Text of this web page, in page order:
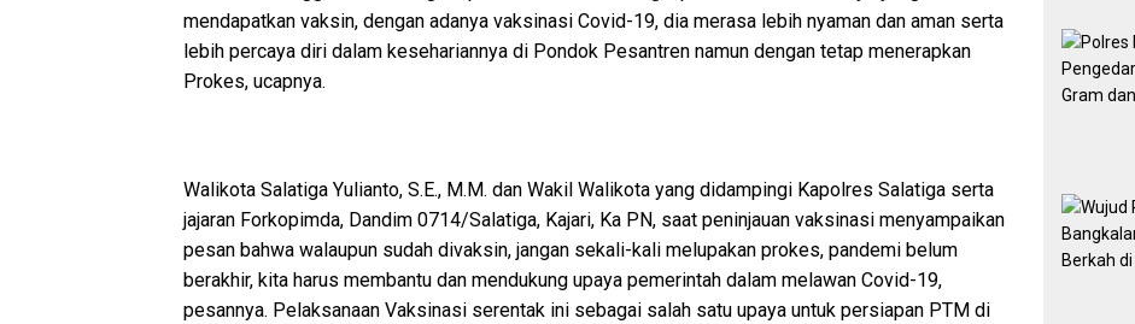
mendapatkan vaksin, dengan adanya vaksinasi Covid-19, dia merasa lebih nyaman dan aman serta
lebih percaya diri dalam kesehariannya di Pondok Pesantren namun dengan tetap menerapkan
Prokes, ucapnya.
Walikota Salatiga Yulianto, S.E., M.M. dan Wakil Walikota yang didampingi Kapolres Salatiga serta
jajaran Forkopimda, Dandim 0714/Salatiga, Kajari, Ka PN, saat peninjauan vaksinasi menyampaikan
pesan bahwa walaupun sudah divaksin, jangan sekali-kali melupakan prokes, pandemi belum
berakhir, kita harus membantu dan mendukung upaya pemerintah dalam melawan Covid-19,
pesannya. Pelaksanaan Vaksinasi serentak ini sebagai salah satu upaya untuk persiapan PTM di